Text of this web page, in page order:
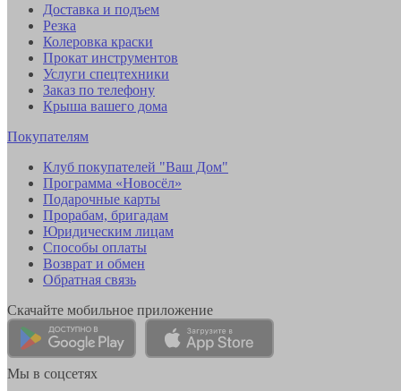
Доставка и подъем
Резка
Колеровка краски
Прокат инструментов
Услуги спецтехники
Заказ по телефону
Крыша вашего дома
Покупателям
Клуб покупателей "Ваш Дом"
Программа «Новосёл»
Подарочные карты
Прорабам, бригадам
Юридическим лицам
Способы оплаты
Возврат и обмен
Обратная связь
Скачайте мобильное приложение
Мы в соцсетях